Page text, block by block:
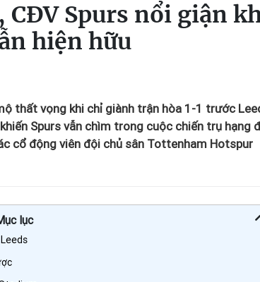
CĐV Spurs nổi giận
hiện hữu
thất vọng khi chỉ giành trận hòa 1-1 trước
Spurs vẫn chìm trong cuộc chiến trụ hạng
cổ động viên đội chủ sân Tottenham Hotspur
lục